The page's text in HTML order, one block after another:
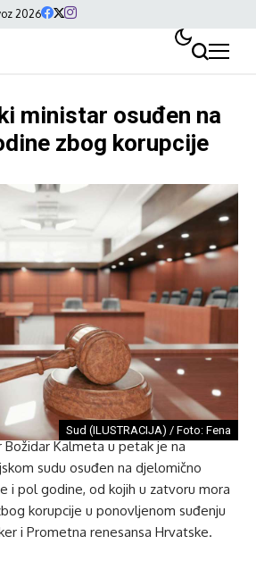
2026
ministar osuđen na
zbog korupcije
Sud (ILUSTRACIJA) / Foto: Fena
Božidar Kalmeta u petak je na
sudu osuđen na djelomično
i pol godine, od kojih u zatvoru mora
korupcije u ponovljenom suđenju
i Prometna renesansa Hrvatske.